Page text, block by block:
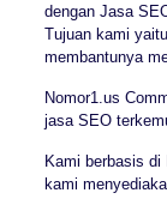
dengan Jasa
Tujuan kami
membantunya
Nomor1.us
jasa SEO
Kami berbasis
kami